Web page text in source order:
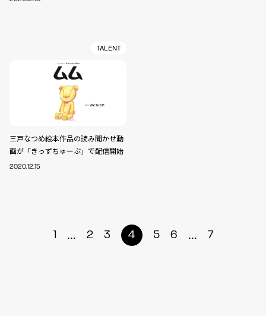
TALENT
三戸なつめ絵本作品の読み聞かせ動
画が「きっずちゅーぶ」で配信開始
2020.12.15
1 ... 2 3 4 5 6 ... 7